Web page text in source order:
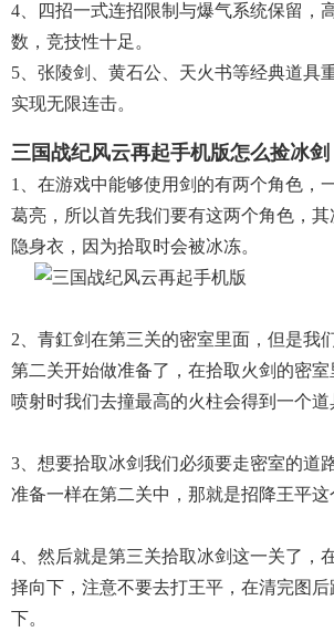
4、四招一式连招限制与爆气系统保留，
数，竞技性十足。
5、张陵剑、黄石公、天火书等经典道具
实现无限连击。
三国战纪风云再起手机版怎么捡冰剑
1、在游戏中能够使用剑的有两个角色，
葛亮，所以首先我们要有这两个角色，
隐身衣，因为拾取时会被冰冻。
2、青釭剑在第三关的密室里面，但是我
第二关开始做准备了，在拾取火剑的密
喷射时我们去撞最高的火柱会得到一个道
3、想要拾取冰剑我们必须要走密室的道
准备一样在第二关中，那就是招降王平这
4、然后就是第三关拾取冰剑这一关了，
择向下，注意不要去打王平，在清完图后
下。